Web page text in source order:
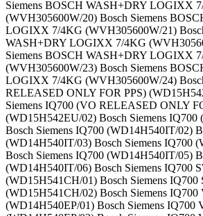
Siemens BOSCH WASH+DRY LOGIXX
(WVH305600W/20) Bosch Siemens
LOGIXX 7/4KG (WVH305600W/21)
WASH+DRY LOGIXX 7/4KG
Siemens BOSCH WASH+DRY LOGIXX
(WVH305600W/23) Bosch Siemens
LOGIXX 7/4KG (WVH305600W/24)
RELEASED ONLY FOR PPS)
Siemens IQ700 (VO RELEASED ONLY
(WD15H542EU/02) Bosch Siemens
Bosch Siemens IQ700 (WD14H540IT/02)
(WD14H540IT/03) Bosch Siemens IQ700
Bosch Siemens IQ700 (WD14H540IT/05)
(WD14H540IT/06) Bosch Siemens IQ700
(WD15H541CH/01) Bosch Siemens IQ700
(WD15H541CH/02) Bosch Siemens
(WD14H540EP/01) Bosch Siemens IQ700